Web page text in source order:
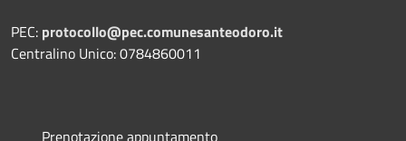
PEC: protocollo@pec.comunesanteodoro.it
Centralino Unico: 0784860011
Prenotazione appuntamento